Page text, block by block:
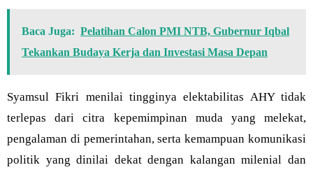
Baca Juga: Pelatihan Calon PMI NTB, Gubernur Iqbal
Tekankan Budaya Kerja dan Investasi Masa Depan
Syamsul Fikri menilai tingginya elektabilitas AHY tidak
terlepas dari citra kepemimpinan muda yang melekat,
pengalaman di pemerintahan, serta kemampuan komunikasi
politik yang dinilai dekat dengan kalangan milenial dan